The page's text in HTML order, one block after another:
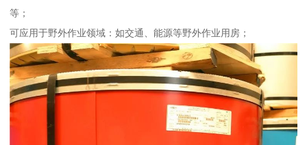
等；
可应用于野外作业领域：如交通、能源等野外作业用房；